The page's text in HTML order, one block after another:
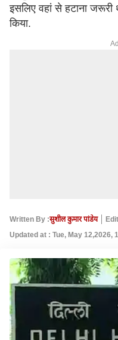
इसलिए वहां से हटाना जरूरी
किया.
Written By :सुशील कुमार पांडेय
Updated at : Tue, May 12,2026,